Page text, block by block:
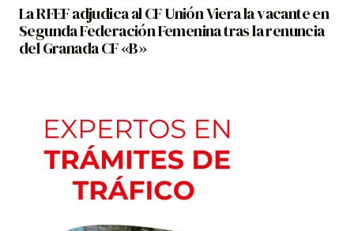
La RFEF adjudica al CF Unión Viera la vacante en
Segunda Federación Femenina tras la renuncia
del Granada CF «B»